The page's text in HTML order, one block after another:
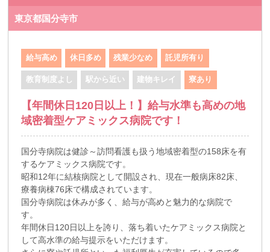
東京都国分寺市
給与高め 休日多め 残業少なめ 託児所有り
教育制度よし 駅から近い 建物キレイ 寮あり
【年間休日120日以上！】給与水準も高めの地
域密着型ケアミックス病院です！
国分寺病院は健診～訪問看護も扱う地域密着型の158床を有
するケアミックス病院です。
昭和12年に結核病院として開設され、現在一般病床82床、
療養病棟76床で構成されています。
国分寺病院は休みが多く、給与が高めと魅力的な病院で
す。
年間休日120日以上を誇り、落ち着いたケアミックス病院と
して高水準の給与提示をいただけます。